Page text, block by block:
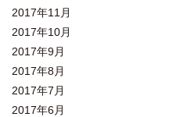
2017年11月
2017年10月
2017年9月
2017年8月
2017年7月
2017年6月